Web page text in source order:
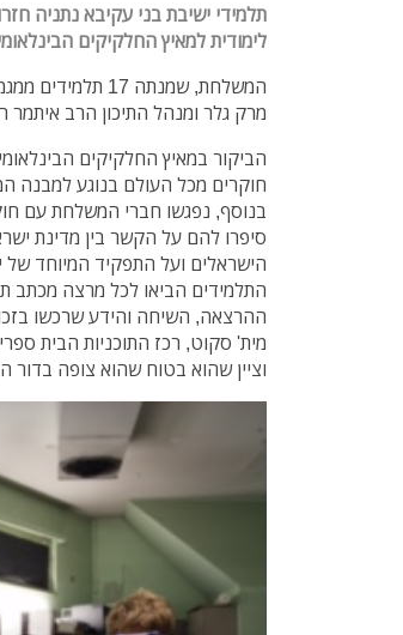
תלמידי ישיבת בני עקיבא נתניה
לימודית למאיץ החלקיקים
המשלחת, שמנתה
מרק גלר ומנהל התיכון הרב איתמר
חוקרים מכל העולם בנוגע למבנה
בנוסף, נפגשו חברי המשלחת עם
סיפרו להם על הקשר בין מדינת
הישראלים ועל התפקיד המיוחד
התלמידים הביאו לכל מרצה מכתב
ההרצאה, השיחה והידע שרכשו
מית' סקוט, רכז התוכניות הבית
וציין שהוא בטוח שהוא צופה בדור